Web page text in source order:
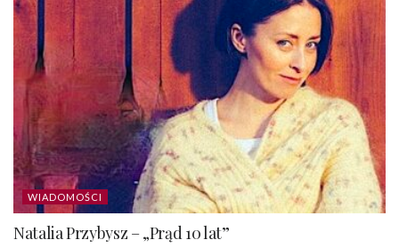
WIADOMOŚCI
Natalia Przybysz – „Prąd 10 lat”